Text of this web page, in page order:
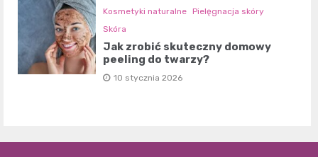
Kosmetyki naturalne Pielęgnacja skóry
Skóra
Jak zrobić skuteczny domowy
peeling do twarzy?
10 stycznia 2026